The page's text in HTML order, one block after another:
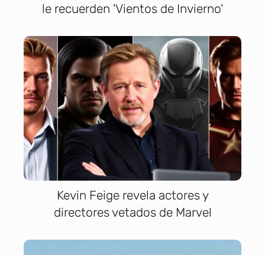
le recuerden 'Vientos de Invierno'
Kevin Feige revela actores y
directores vetados de Marvel